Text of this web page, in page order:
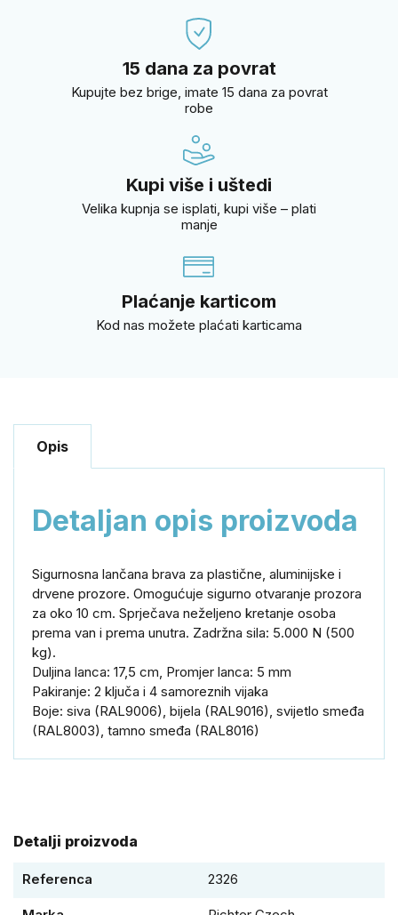
15 dana za povrat
Kupujte bez brige, imate 15 dana za povrat
robe
Kupi više i uštedi
Velika kupnja se isplati, kupi više – plati
manje
Plaćanje karticom
Kod nas možete plaćati karticama
Opis
Detaljan opis proizvoda
Sigurnosna lančana brava za plastične, aluminijske i
drvene prozore. Omogućuje sigurno otvaranje prozora
za oko 10 cm. Sprječava neželjeno kretanje osoba
prema van i prema unutra. Zadržna sila: 5.000 N (500
kg).
Duljina lanca: 17,5 cm, Promjer lanca: 5 mm
Pakiranje: 2 ključa i 4 samoreznih vijaka
Boje: siva (RAL9006), bijela (RAL9016), svijetlo smeđa
(RAL8003), tamno smeđa (RAL8016)
Detalji proizvoda
Referenca 2326